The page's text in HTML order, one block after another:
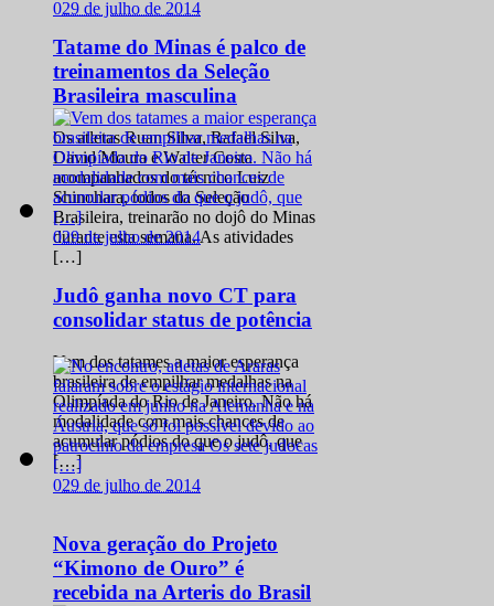
029 de julho de 2014
Tatame do Minas é palco de
treinamentos da Seleção
Brasileira masculina
Os atletas Ruan Silva, Rafael Silva,
David Moura e Walter Costa
acompanhados do técnico Luiz
Shinohara, todos da Seleção
Brasileira, treinarão no dojô do Minas
durante esta semana. As atividades
[…]
029 de julho de 2014
Judô ganha novo CT para
consolidar status de potência
Vem dos tatames a maior esperança
brasileira de empilhar medalhas na
Olimpíada do Rio de Janeiro. Não há
modalidade com mais chances de
acumular pódios do que o judô, que
[…]
029 de julho de 2014
Nova geração do Projeto
“Kimono de Ouro” é
recebida na Arteris do Brasil